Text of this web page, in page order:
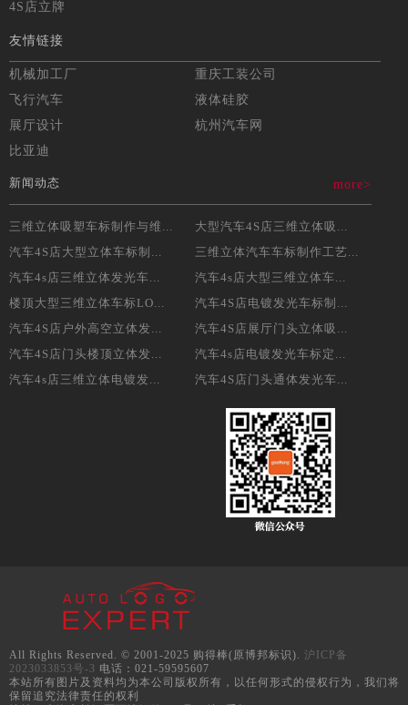
4S店立牌
友情链接
机械加工厂
重庆工装公司
飞行汽车
液体硅胶
展厅设计
杭州汽车网
比亚迪
新闻动态 more>
三维立体吸塑车标制作与维...
大型汽车4S店三维立体吸...
汽车4S店大型立体车标制...
三维立体汽车车标制作工艺...
汽车4s店三维立体发光车...
汽车4s店大型三维立体车...
楼顶大型三维立体车标LO...
汽车4S店电镀发光车标制...
汽车4S店户外高空立体发...
汽车4S店展厅门头立体吸...
汽车4S店门头楼顶立体发...
汽车4s店电镀发光车标定...
汽车4s店三维立体电镀发...
汽车4S店门头通体发光车...
All Rights Reserved. © 2001-2025 购得棒(原博邦标识). 沪ICP备
2023033853号-3 电话：021-59595607
本站所有图片及资料均为本公司版权所有，以任何形式的侵权行为，我们将
保留追究法律责任的权利